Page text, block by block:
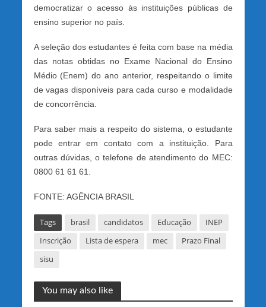
democratizar o acesso às instituições públicas de
ensino superior no país.
A seleção dos estudantes é feita com base na média
das notas obtidas no Exame Nacional do Ensino
Médio (Enem) do ano anterior, respeitando o limite
de vagas disponíveis para cada curso e modalidade
de concorrência.
Para saber mais a respeito do sistema, o estudante
pode entrar em contato com a instituição. Para
outras dúvidas, o telefone de atendimento do MEC:
0800 61 61 61.
FONTE: AGÊNCIA BRASIL
Tags brasil candidatos Educação
INEP
Inscrição
Lista de espera mec
Prazo Final
sisu
You may also like